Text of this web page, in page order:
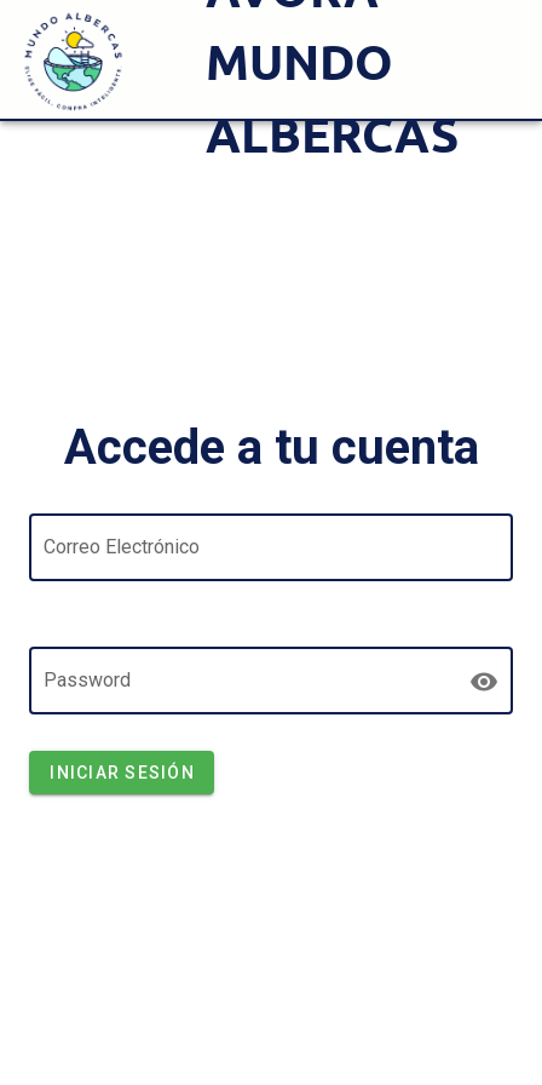
MUNDO
ALBERCAS
Accede a tu cuenta
Correo Electrónico
Password
INICIAR SESIÓN